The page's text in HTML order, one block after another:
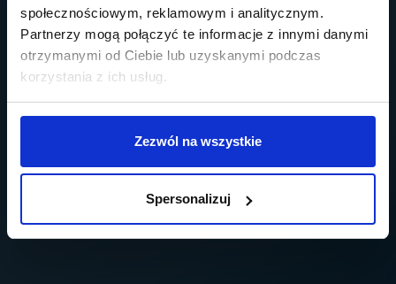
społecznościowym, reklamowym i analitycznym.
Partnerzy mogą połączyć te informacje z innymi danymi
otrzymanymi od Ciebie lub uzyskanymi podczas
korzystania z ich usług.
Zezwól na wszystkie
Spersonalizuj